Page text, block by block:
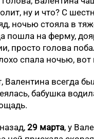
ну и что? С
ночью стояла в
пошла на ферму,
просто голова
спала ночью, вот
Валентина всегда
бабушка
29 марта, у